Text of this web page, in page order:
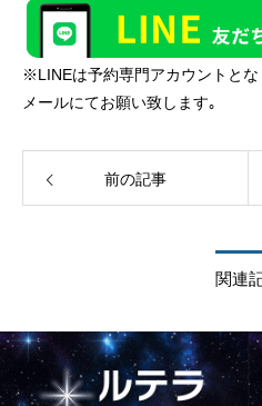
※LINEは予約専門アカウントと
メールにてお願い致します｡
前の記事
関連